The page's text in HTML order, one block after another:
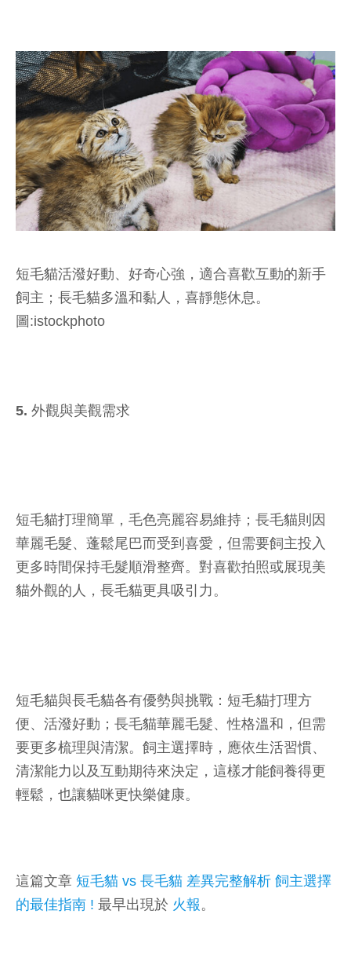
短毛貓活潑好動、好奇心強，適合喜歡互動的新手
飼主；長毛貓多溫和黏人，喜靜態休息。
圖:istockphoto
5. 外觀與美觀需求
短毛貓打理簡單，毛色亮麗容易維持；長毛貓則因
華麗毛髮、蓬鬆尾巴而受到喜愛，但需要飼主投入
更多時間保持毛髮順滑整齊。對喜歡拍照或展現美
貓外觀的人，長毛貓更具吸引力。
短毛貓與長毛貓各有優勢與挑戰：短毛貓打理方
便、活潑好動；長毛貓華麗毛髮、性格溫和，但需
要更多梳理與清潔。飼主選擇時，應依生活習慣、
清潔能力以及互動期待來決定，這樣才能飼養得更
輕鬆，也讓貓咪更快樂健康。
這篇文章 短毛貓 vs 長毛貓 差異完整解析 飼主選擇
的最佳指南 ! 最早出現於 火報 。